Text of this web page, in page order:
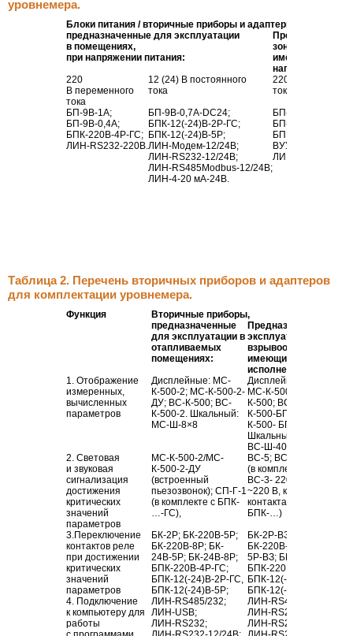
уровнемера.
Блоки питания / вторичные приборы и адаптеры со
предназначенные для эксплуатации
в помещениях,
при напряжении питания:
зонах,
имеющие
напряжении
220
В переменного
тока
12 (24) В постоянного
тока
220 В
тока
БП-9В-1А;
БП-9В-0,4А;
БПК-220В-4Р-ГС;
ЛИН-RS232-220В.
БП-9В-0,7А-DC24;
БПК-12(-24)В-2Р-ГС;
БПК-12(-24)В-5Р;
ЛИН-Модем-12/24В;
ЛИН-RS232-12/24В;
ЛИН-RS485Modbus-12/24В;
ЛИН-4-20 мА-24В.
БП-
БП-9В-0
БПК-220В-
ВУУК-
ЛИН-RS232-220В
Таблица 2. Перечень вторичных приборов и адаптеров
для комплектации уровнемера.
Функция
Вторичные приборы,
предназначенные
для эксплуатации в
отапливаемых
помещениях:
Предназначенные
эксплуатации во
взрывоопасных
имеющие
исполнение УХЛ1
1. Отображение
измеренных,
вычисленных
параметров
Дисплейные: МС-
К-500-2; МС-К-500-2-
ДУ; ВС-К-500; ВС-
К-500-2. Шкальный:
МС-Ш-8×8
Дисплейные: МС-
МС-К-500-
К-500; ВС-
К-500-БП-ЛИН-ВЗ
К-500- БП-
Шкальные:
ВС-Ш-40
2. Световая
и звуковая
сигнализация
достижения
критических
значений
параметров
МС-К-500-2/МС-
К-500-2-ДУ
(встроенный
пьезозвонок); СП-Г-1
(в комплекте с БПК-
…-ГС),
ВС-5; ВС-3-12В
(в комплекте с БПК-…-
ВС-3- 220В (питание
~220 В, коммутируемое
контактами реле БК-…,
БПК-…)
3.Переключение
контактов реле
при достижении
критических
значений
параметров
БК-2Р; БК-220В-5Р;
БК-220В-8Р; БК-
24В-5Р; БК-24В-8Р;
БПК-220В-4Р-ГС;
БПК-12(-24)В-2Р-ГС,
БПК-12(-24)В-5Р;
БК-2Р-ВЗ
БК-220В-8Р-ВЗ
5Р-ВЗ; БК-
БПК-220В-
БПК-12(- 24)В-
БПК-12(-24)
4. Подключение
к компьютеру для
работы
ЛИН-RS485/232;
ЛИН-USB;
ЛИН-RS232;
ЛИН-RS485
ЛИН-RS232
ЛИН-RS232-12